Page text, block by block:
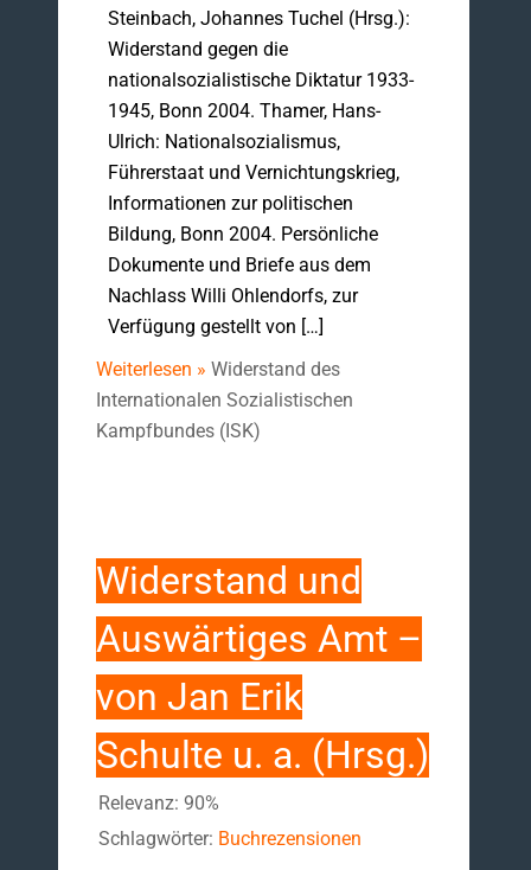
Steinbach, Johannes Tuchel (Hrsg.):
Widerstand gegen die
nationalsozialistische Diktatur 1933-
1945, Bonn 2004. Thamer, Hans-
Ulrich: Nationalsozialismus,
Führerstaat und Vernichtungskrieg,
Informationen zur politischen
Bildung, Bonn 2004. Persönliche
Dokumente und Briefe aus dem
Nachlass Willi Ohlendorfs, zur
Verfügung gestellt von […]
Weiterlesen » Widerstand des
Internationalen Sozialistischen
Kampfbundes (ISK)
Widerstand und
Auswärtiges Amt –
von Jan Erik
Schulte u. a. (Hrsg.)
Relevanz: 90%
Schlagwörter: Buchrezensionen